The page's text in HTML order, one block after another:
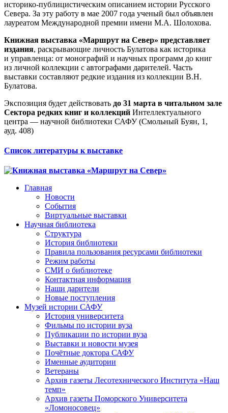
историко-публицистическим описанием истории Русского
Севера. За эту работу в мае 2007 года ученый был объявлен
лауреатом Международной премии имени М.А. Шолохова.
Книжная выставка «Маршрут на Север» представляет
издания, раскрывающие личность Булатова как историка
и управленца: от монографий и научных программ до книг
из личной коллекции с автографами дарителей. Часть
выставки составляют редкие издания из коллекции В.Н.
Булатова.
Экспозиция будет действовать до 31 марта в читальном зале
Сектора редких книг и коллекций Интеллектуального
центра — научной библиотеки САФУ (Смольный Буян, 1,
ауд. 408)
Список литературы к выставке
Главная
Новости
События
Виртуальные выставки
Научная библиотека
Структура
История библиотеки
Правила пользования ресурсами библиотеки
Режим работы
СМИ о библиотеке
Контактная информация
Наши дарители
Новые поступления
Музей истории САФУ
История университета
Фильмы по истории вуза
Публикации по истории вуза
Выставки и новости музея
Почётные доктора САФУ
Именные аудитории
Ветераны
Архив газеты Лесотехнического Института «Наш
темп»
Архив газеты Поморского Университета
«Ломоносовец»